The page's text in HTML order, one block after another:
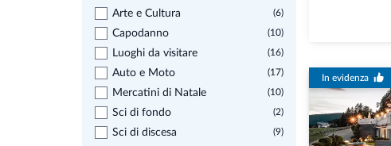
Arte e Cultura (6)
Capodanno (10)
Luoghi da visitare (16)
Auto e Moto (17)
Mercatini di Natale (10)
Sci di fondo (2)
Sci di discesa (9)
In evidenza